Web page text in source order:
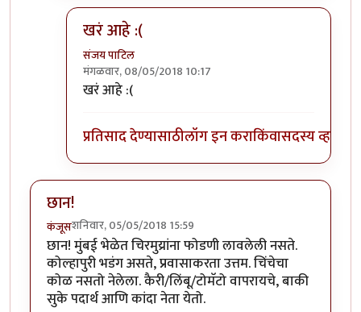
खरं आहे :(
संजय पाटिल
मंगळवार, 08/05/2018 10:17
In reply to
खरं आहे :(
प्रतिसाद देण्यासाठीलॉग इन कराकिंवासदस्य व्हा
छान!
कंजूसशनिवार, 05/05/2018 15:59
छान! मुंबई भेळेत चिरमुय्रांना फोडणी लावलेली नसते.
कोल्हापुरी भडंग असते, प्रवासाकरता उत्तम. चिंचेचा
कोळ नसतो नेलेला. कैरी/लिंबू/टोमॅटो वापरायचे, बाकी
सुके पदार्थ आणि कांदा नेता येतो.